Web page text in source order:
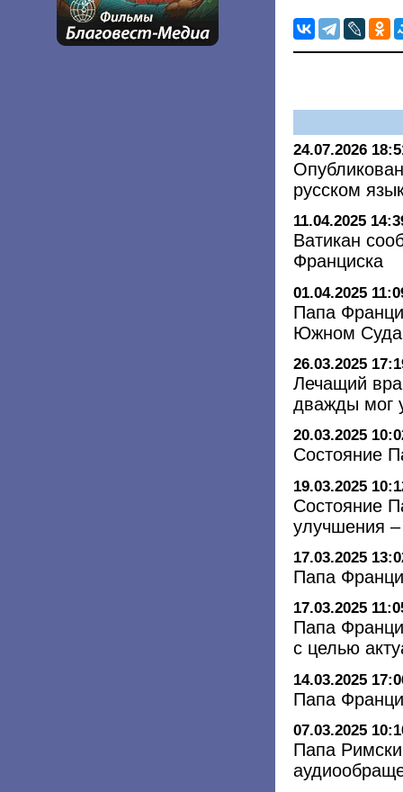
24.07.2026
русском
11.04.2025
Ватикан
Франциска
01.04.2025
Папа
Южном
26.03.2025
Лечащий
дважды мог
20.03.2025
Состояние
19.03.2025
Состояние
улучшения
17.03.2025
Папа
17.03.2025
Папа
с целью
14.03.2025
Папа
07.03.2025
Папа